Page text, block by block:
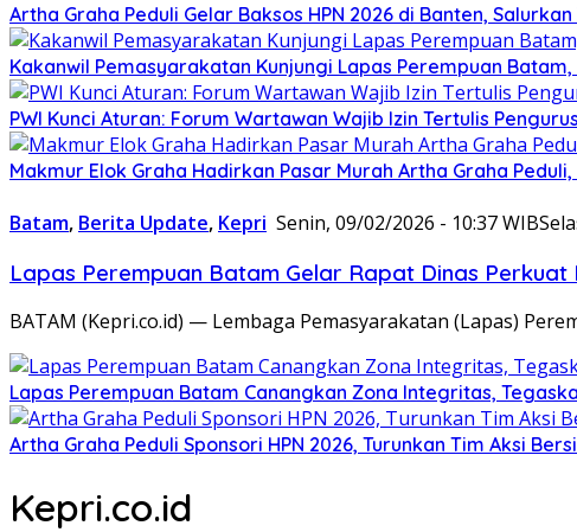
Artha Graha Peduli Gelar Baksos HPN 2026 di Banten,
Kakanwil Pemasyarakatan Kunjungi Lapas Perempuan
PWI Kunci Aturan: Forum Wartawan Wajib Izin Tertulis
Makmur Elok Graha Hadirkan Pasar Murah Artha Graha
Batam, Berita Update, Kepri Senin, 09/02/2026 - 10:37 WIB
Lapas Perempuan Batam Gelar Rapat Dinas
BATAM (Kepri.co.id) — Lembaga Pemasyarakatan (Lapas)
Lapas Perempuan Batam Canangkan Zona Integritas,
Artha Graha Peduli Sponsori HPN 2026, Turunkan Tim Aksi
Kepri.co.id